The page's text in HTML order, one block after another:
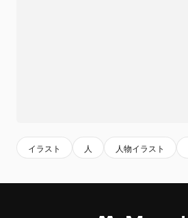
イラスト 人 人物イラスト